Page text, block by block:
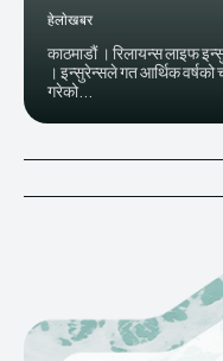
हेलाेखबर
काठमाडौं । रिलायन्स लाइफ
। इन्सुरेन्सले गत आर्थिक वर्षको
गरेको...